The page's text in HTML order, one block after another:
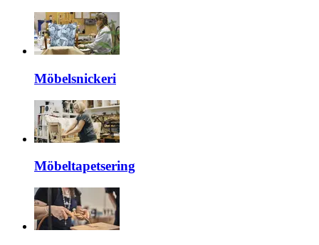
Möbelsnickeri
Möbeltapetsering